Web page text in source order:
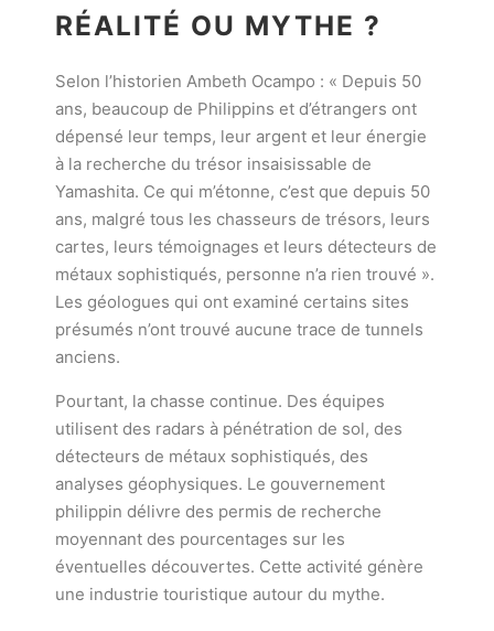
RÉALITÉ OU MYTHE ?
Selon l’historien Ambeth Ocampo : « Depuis 50
ans, beaucoup de Philippins et d’étrangers ont
dépensé leur temps, leur argent et leur énergie
à la recherche du trésor insaisissable de
Yamashita. Ce qui m’étonne, c’est que depuis 50
ans, malgré tous les chasseurs de trésors, leurs
cartes, leurs témoignages et leurs détecteurs de
métaux sophistiqués, personne n’a rien trouvé ».
Les géologues qui ont examiné certains sites
présumés n’ont trouvé aucune trace de tunnels
anciens.
Pourtant, la chasse continue. Des équipes
utilisent des radars à pénétration de sol, des
détecteurs de métaux sophistiqués, des
analyses géophysiques. Le gouvernement
philippin délivre des permis de recherche
moyennant des pourcentages sur les
éventuelles découvertes. Cette activité génère
une industrie touristique autour du mythe.